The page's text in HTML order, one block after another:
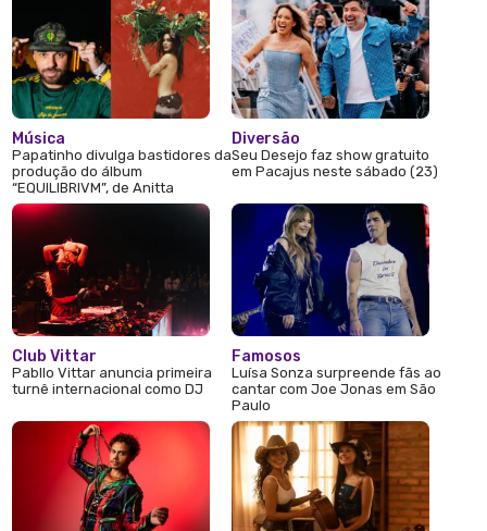
Música
Papatinho divulga bastidores da
produção do álbum
“EQUILIBRIVM”, de Anitta
Club Vittar
Pabllo Vittar anuncia primeira
turnê internacional como DJ
Diversão
Seu Desejo faz show gratuito
em Pacajus neste sábado (23)
Famosos
Luísa Sonza surpreende fãs ao
cantar com Joe Jonas em São
Paulo